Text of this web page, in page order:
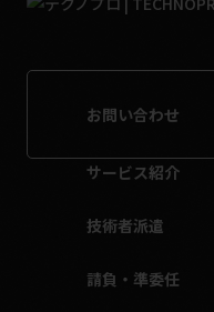
お問い合わせ
サービス紹介
技術者派遣
請負・準委任